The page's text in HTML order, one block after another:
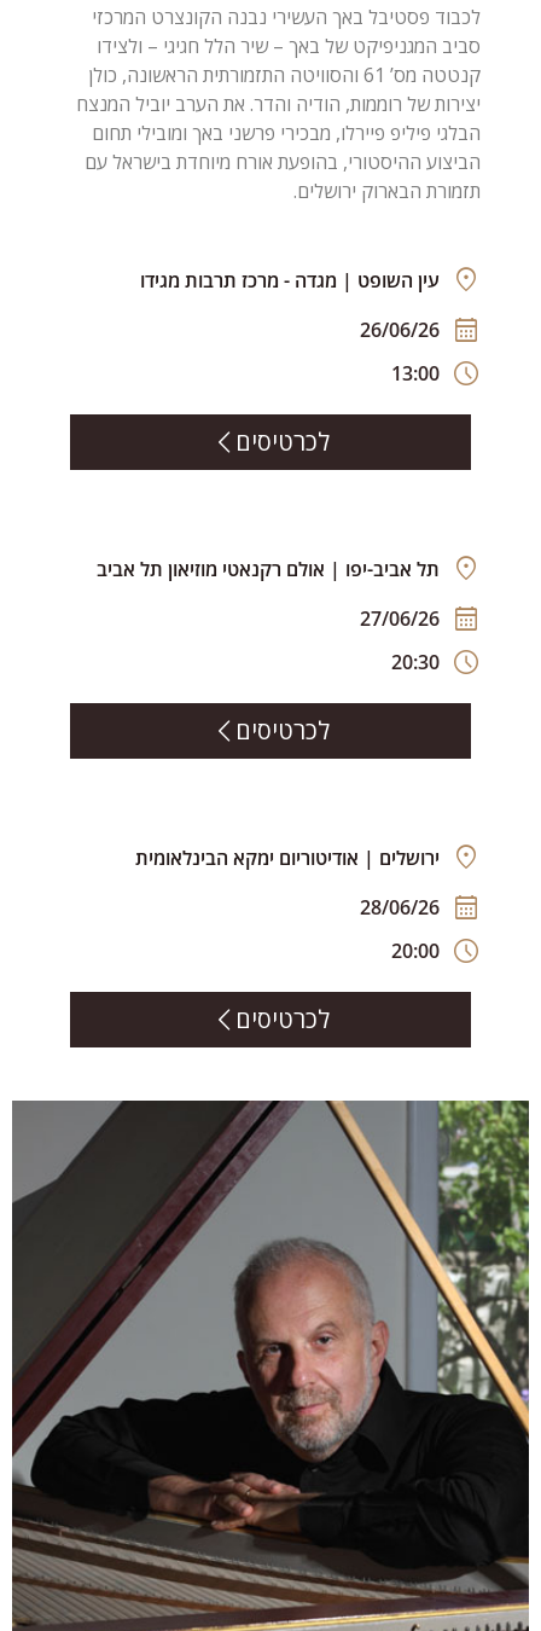
לכבוד פסטיבל באך העשירי נבנה הקונצרט המרכזי
סביב המגניפיקט של באך – שיר הלל חגיגי – ולצידו
קנטטה מס’ 61 והסוויטה התזמורתית הראשונה, כולן
יצירות של רוממות, הודיה והדר. את הערב יוביל המנצח
הבלגי פיליפ פיירלו, מבכירי פרשני באך ומובילי תחום
הביצוע ההיסטורי, בהופעת אורח מיוחדת בישראל עם
תזמורת הבארוק ירושלים.
עין השופט | מגדה - מרכז תרבות מגידו
26/06/26
13:00
לכרטיסים
תל אביב-יפו | אולם רקנאטי מוזיאון תל אביב
27/06/26
20:30
לכרטיסים
ירושלים | אודיטוריום ימקא הבינלאומית
28/06/26
20:00
לכרטיסים